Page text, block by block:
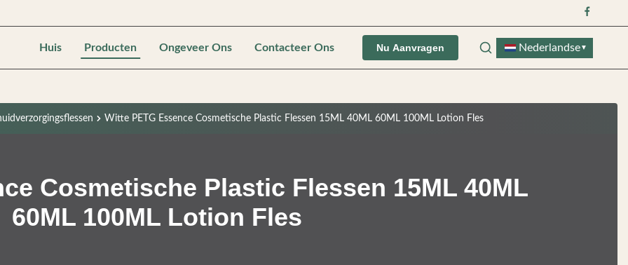
Huis Producten Ongeveer Ons Contacteer Ons Nu Aanvragen Nederlandse ▼
Witte PETG Essence Cosmetische Plastic Flessen 15ML 40ML 60ML 100ML Lotion Fles
Cosmetische Plastic Flessen 15ML 40ML
60ML 100ML Lotion Fles